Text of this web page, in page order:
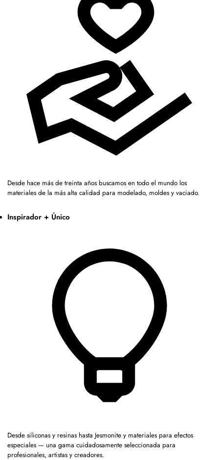
Desde hace más de treinta años buscamos en todo el mundo los
materiales de la más alta calidad para modelado, moldes y vaciado.
Inspirador + Único
Desde siliconas y resinas hasta Jesmonite y materiales para efectos
especiales — una gama cuidadosamente seleccionada para
profesionales, artistas y creadores.